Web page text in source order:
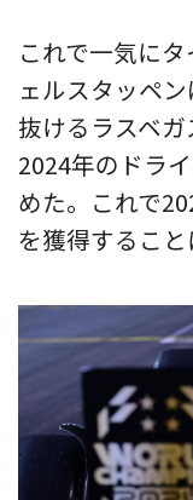
これで一気に
ェルスタッペ
抜けるラスベガ
2024年のドラ
めた。これで
を獲得すること